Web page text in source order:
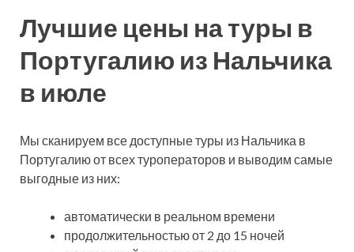
Лучшие цены на туры в
Португалию из Нальчика
в июле
Мы сканируем все доступные туры из Нальчика в
Португалию от всех туроператоров и выводим самые
выгодные из них:
автоматически в реальном времени
продолжительностью от 2 до 15 ночей